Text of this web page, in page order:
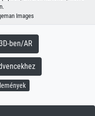
Images
ben/AR